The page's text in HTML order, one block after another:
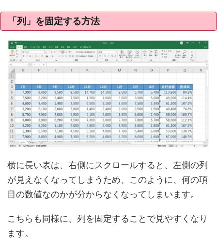
「列」を固定する方法
横に長い表は、右側にスクロールすると、左側の列
が見えなくなってしまうため、このように、何の項
目の数値なのかが分からなくなってしまいます。
こちらも同様に、列を固定することで見やすくなり
ます。